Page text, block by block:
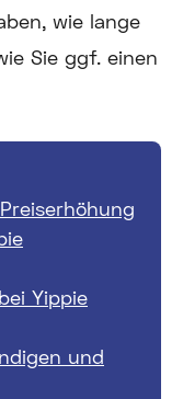
wie lange
Sie ggf. einen
Yippie
und